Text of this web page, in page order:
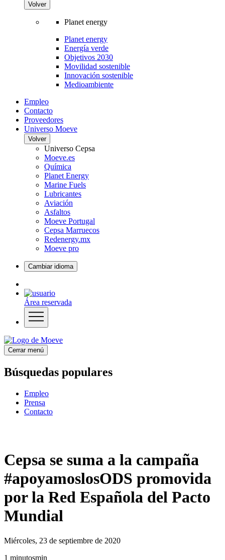
Volver
Planet energy
Planet energy
Energía verde
Objetivos 2030
Movilidad sostenible
Innovación sostenible
Medioambiente
Empleo
Contacto
Proveedores
Universo Moeve
Volver
Universo Cepsa
Moeve.es
Química
Planet Energy
Marine Fuels
Lubricantes
Aviación
Asfaltos
Moeve Portugal
Cepsa Marruecos
Redenergy.mx
Moeve pro
Cambiar idioma
Área reservada
Cerrar menú
Búsquedas populares
Empleo
Prensa
Contacto
Cepsa se suma a la campaña
#apoyamoslosODS promovida
por la Red Española del Pacto
Mundial
Miércoles, 23 de septiembre de 2020
1 minutosmin